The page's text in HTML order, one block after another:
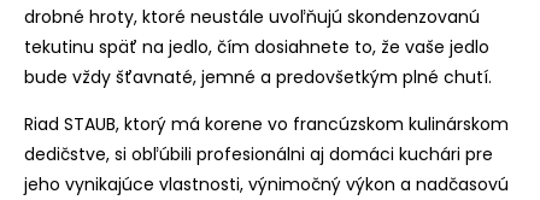
drobné hroty, ktoré neustále uvoľňujú skondenzovanú
tekutinu späť na jedlo, čím dosiahnete to, že vaše jedlo
bude vždy šťavnaté, jemné a predovšetkým plné chutí.
Riad STAUB, ktorý má korene vo francúzskom kulinárskom
dedičstve, si obľúbili profesionálni aj domáci kuchári pre
jeho vynikajúce vlastnosti, výnimočný výkon a nadčasovú